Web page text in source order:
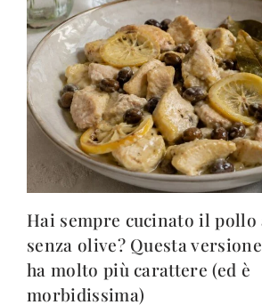
Hai sempre cucinato il
senza olive? Questa
ha molto più carattere (ed è
morbidissima)